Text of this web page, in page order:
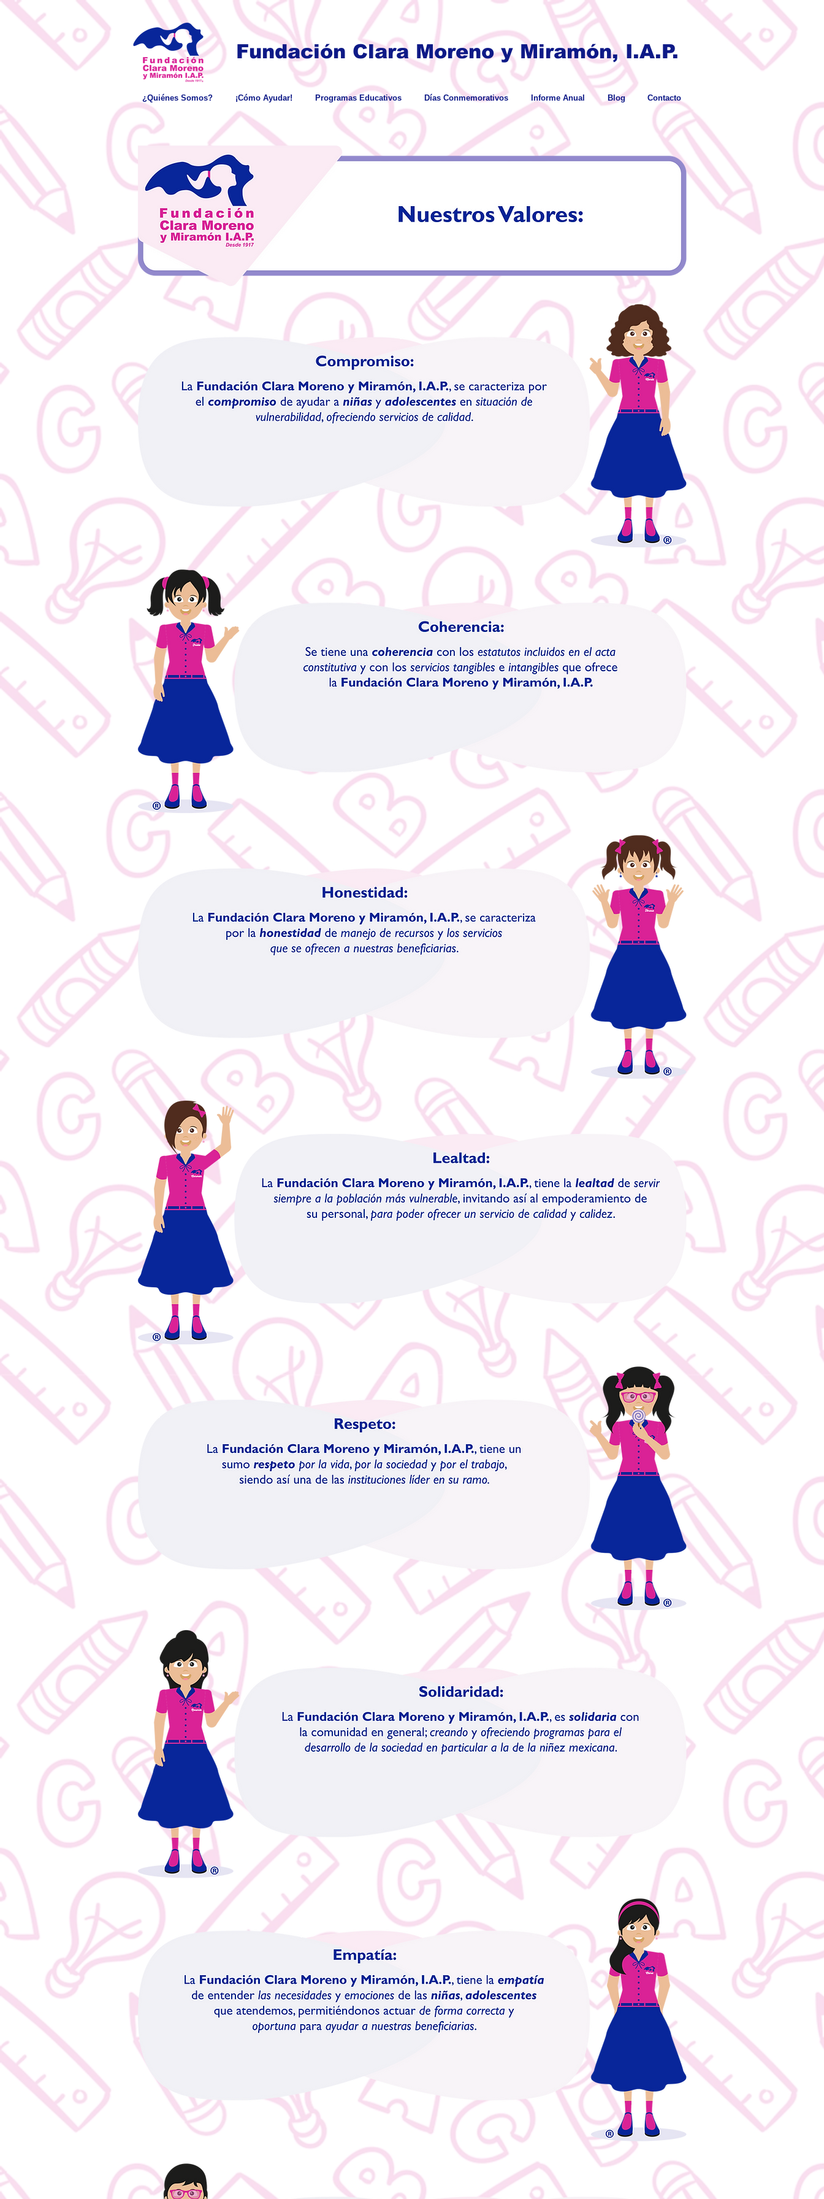
Fundación Clara Moreno y Miramón, I.A.P.
¿Quiénes Somos? ¡Cómo Ayudar! Programas Educativos Días Conmemorativos Informe Anual Blog Contacto